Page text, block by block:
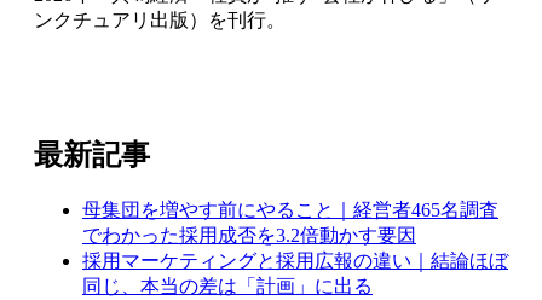
ンクチュアリ出版）を刊行。
最新記事
母集団を増やす前にやること｜経営者465名調査
でわかった採用成否を3.2倍動かす要因
採用マーケティングと採用広報の違い｜結論ほぼ
同じ、本当の差は「計画」に出る